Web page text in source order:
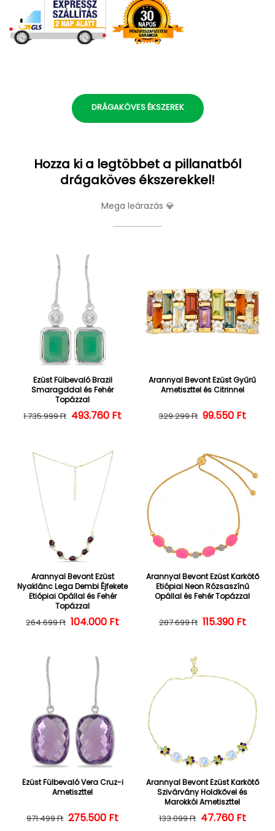
DRÁGAKÖVES ÉKSZEREK
Hozza ki a legtöbbet a pillanatból
drágaköves ékszerekkel!
Mega leárazás 💎
Ezüst Fülbevaló Brazil
Smaragddal és Fehér
Topázzal
Normál ár
1.735.999 Ft Kedvezményes ár
493.760 Ft
Arannyal Bevont Ezüst Gyűrű
Ametiszttel és Citrinnel
Normál ár
329.299 Ft 99.550 Ft
Arannyal Bevont Ezüst
Nyaklánc Lega Dembi Éjfekete
Etiópiai Opállal és Fehér
Topázzal
Normál ár
264.699 Ft Kedvezményes ár
104.000 Ft
Arannyal Bevont Ezüst Karkötő
Etiópiai Neon Rózsaszínű
Opállal és Fehér Topázzal
Normál ár
287.699 Ft 115.390 Ft
Ezüst Fülbevaló Vera Cruz-i
Ametiszttel
Normál ár
971.499 Ft Kedvezményes ár
275.500 Ft
Arannyal Bevont Ezüst Karkötő
Szivárvány Holdkővel és
Marokkói Ametiszttel
Normál ár
133.099 Ft 47.760 Ft